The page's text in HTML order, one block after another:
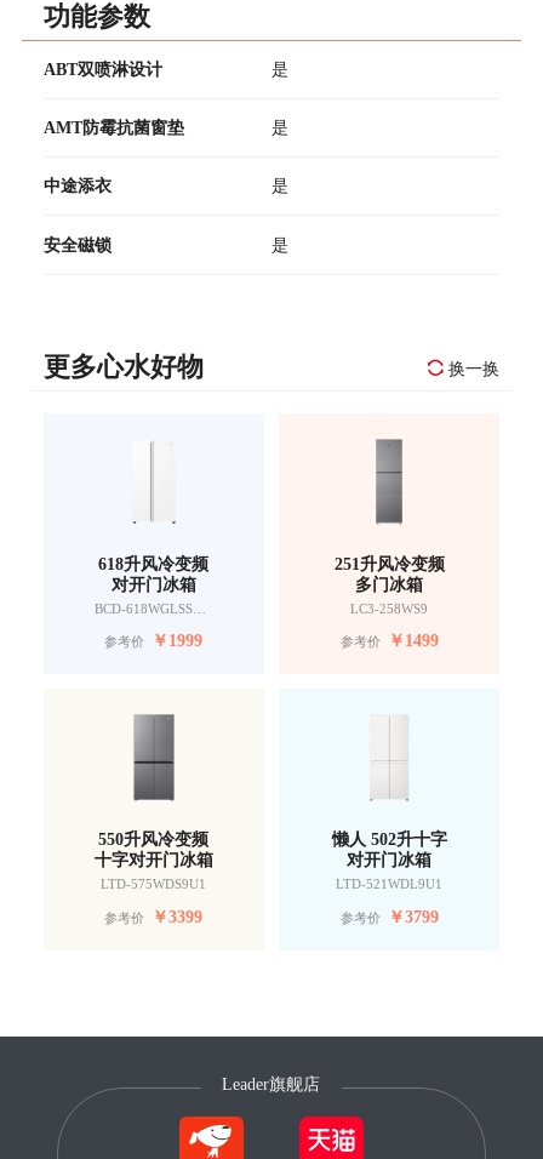
功能参数
ABT双喷淋设计 是
AMT防霉抗菌窗垫 是
中途添衣 是
安全磁锁 是
更多心水好物 换一换
618升风冷变频
对开门冰箱
BCD-618WGLSSEDW9
参考价 ￥1999
251升风冷变频
多门冰箱
LC3-258WS9
参考价 ￥1499
550升风冷变频
十字对开门冰箱
LTD-575WDS9U1
参考价 ￥3399
懒人 502升十字
对开门冰箱
LTD-521WDL9U1
参考价 ￥3799
Leader旗舰店